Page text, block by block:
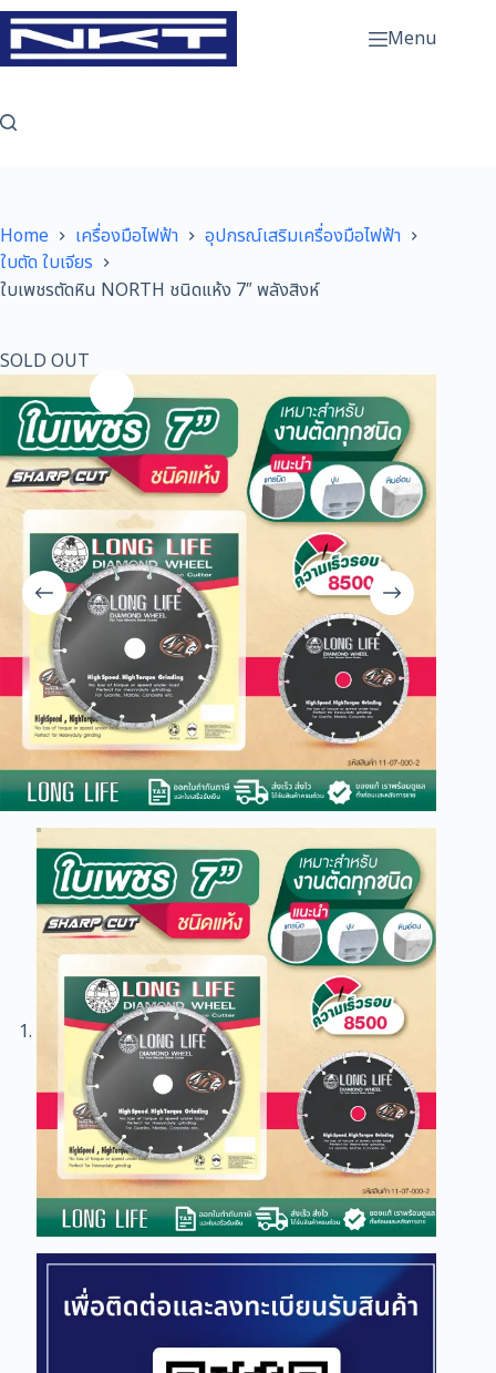
Skip
to
content
Menu
Home เครื่องมือไฟฟ้า
อุปกรณ์เสริมเครื่องมือไฟฟ้า
ใบตัด ใบเจียร
ใบเพชรตัดหิน NORTH ชนิดแห้ง 7″ พลังสิงห์
SOLD OUT